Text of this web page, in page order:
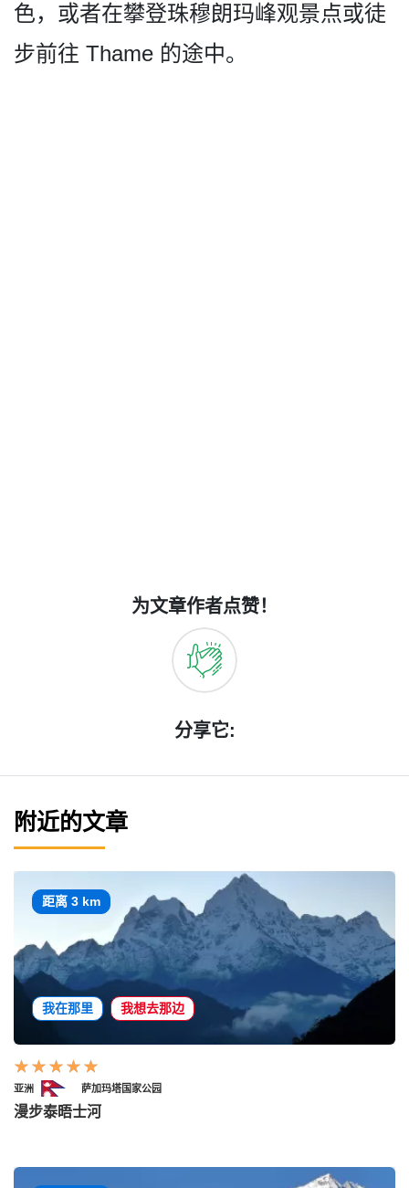
色，或者在攀登珠­穆朗玛峰观景点或徒
步前往 Thame 的途中。
为文章作者点赞！
分享它:
附近的文章
距离 3 km
我在那里 我想去那边
亚洲 萨加玛塔国家公园
漫步泰晤士河